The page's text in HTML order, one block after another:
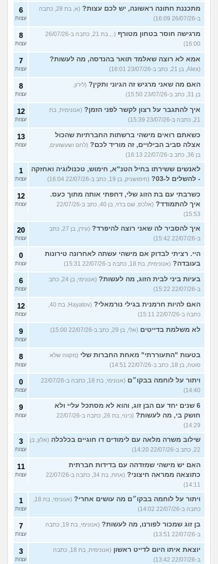
מתכננת חתונה ראשונה, יש לכם עצות?
(א, בת 28, כתבה
ב-26/07/26 16:09)
6
עצות
מרגישה חוסר בטחון מטורף
(.., בת 21, כתבה ב-26/07/26
16:00)
8
עצות
אמא לא רוצה שאלמד תואר בהנדסה, מה לעשות?
(Alex, בן 21, כתב ב-23/07/26 16:01)
7
עצות
האם מה שאני מרגיש זה הגיוני ותקין? (לירון,
בן 31, כתב ב-23/07/26 15:50)
8
עצות
איך להתגבר על רצון לקשר לפני הזמן? (אנונימית, בת
21, כתבה ב-23/07/26 15:39)
12
עצות
כשאתם רואים מישהי ברשתות החברתיות שהכול
אצלה סביב הבילויים, זה מוריד לכם? (לחם ושעשועים,
בן 36, כתב ב-22/07/26 16:13)
13
עצות
לאנשים ששירתו בחיל הטנ"א, חימוש, טכנולוגיה ואחזקה
- להשלים ל-03?
(חימושניק, בן 19, כתב ב-22/07/26 16:04)
1
עצות
כשרבתי עם בת הזוג שלי, דחפתי אותה מתוך כעס.
איך להתמודד?
(אלכס, שם בדוי, בן 40, כתב ב-22/07/26
15:53)
12
עצות
איך להסביר לה שאני רוצה להיפרד?
(עידן, בן 27, כתב
ב-22/07/26 15:42)
20
עצות
היי. רציתי לבדוק אם מישהי עשתה לאחרונה טירונות
בעובדה? (אנונימית, בת 18, כתבה ב-22/07/26 15:31)
0
עצות
בעיות ביני לבית הזוג, מה לעשות?
(אנונימי, בן 24, כתב
ב-22/07/26 15:22)
6
עצות
האם להיות חרמנית בגילי נורמאלי?
(Hayatov, בת 40,
כתבה ב-22/07/26 15:11)
12
עצות
לא משלמת בדייטים (אלי, בן 29, כתב ב-22/07/26 15:00) 9
עצות
בטעות "התעוררתי" מאחת החברות שלי (מקווה שלא
סוטה, בן 18, כתב ב-22/07/26 14:51)
8
עצות
ויתור על לוחמה בבקו״ם
(אנונימי, בת 18, כתבה ב-22/07/26
14:40)
0
עצות
6 שנים יחד עם הבן זוג, והוא לא מסתכל עליי ולא
חושק בי, מה לעשות?
(כינוי, בת 26, כתבה ב-22/07/26
14:29)
9
עצות
שילוב משרה מלאה עם לימודים דו חוגיים בכלכלה (אלון, בן
22, כתב ב-22/07/26 14:20)
3
עצות
האם יש מישהי שמזדהה עם בדידות חברתית
כתוצאה ממראה חיצוני?
(אחת, בת 34, כתבה ב-22/07/26
14:11)
11
עצות
ויתור על לוחמה בבקו״ם מה עושים אחרי?
(אנונימי, בת 18,
כתבה ב-22/07/26 14:02)
1
עצות
בן זוג שמכור לפורנו, מה לעשות?
(אנונימי, בת 19, כתבה
ב-22/07/26 13:51)
7
עצות
יוצאת איתו היום לדייט ראשון
(אנונימית, בת 18, כתבה
ב-22/07/26 13:42)
3
עצות